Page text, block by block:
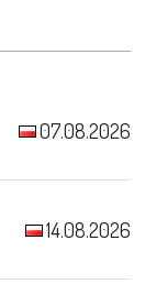
07.08.2026
14.08.2026